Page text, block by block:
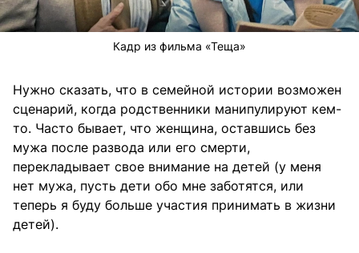
Кадр из фильма «Теща»
Нужно сказать, что в семейной истории возможен
сценарий, когда родственники манипулируют кем-
то. Часто бывает, что женщина, оставшись без
мужа после развода или его смерти,
перекладывает свое внимание на детей (у меня
нет мужа, пусть дети обо мне заботятся, или
теперь я буду больше участия принимать в жизни
детей).